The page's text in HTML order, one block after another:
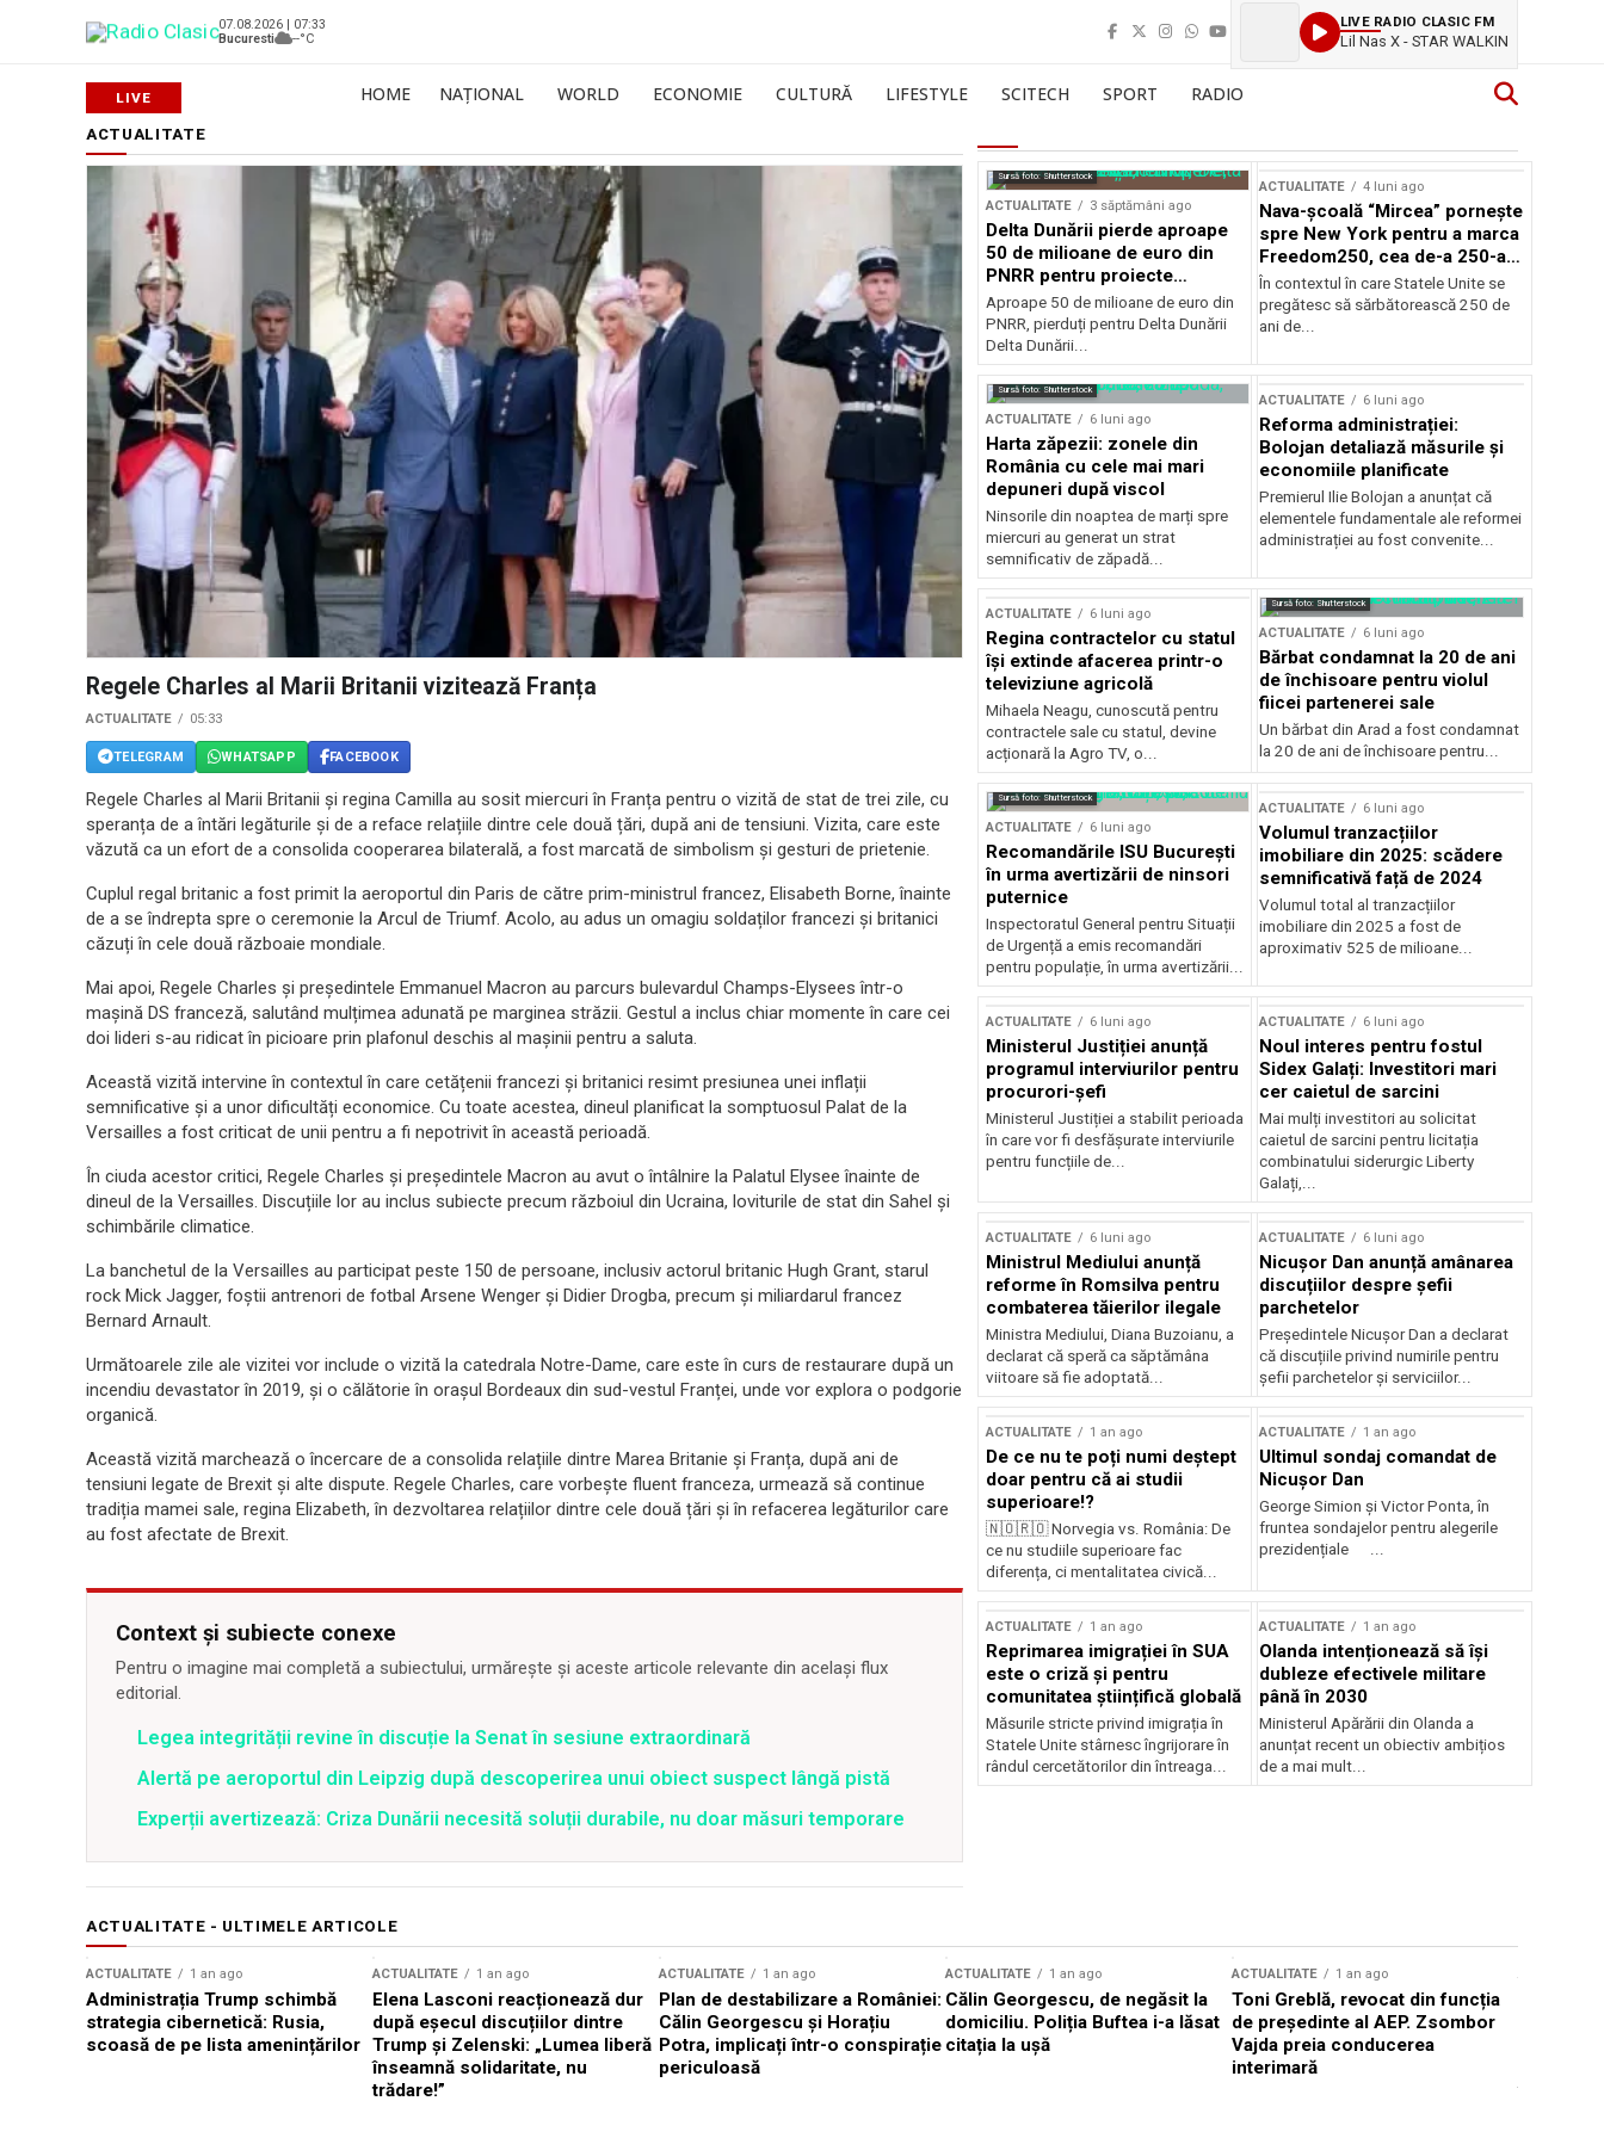
07.08.2026 | 07:33
Bucuresti
--°C
LIVE RADIO CLASIC FM
Lil Nas X - STAR WALKIN
HOME NAȚIONAL WORLD ECONOMIE CULTURĂ LIFESTYLE SCITECH SPORT RADIO
ACTUALITATE
Regele Charles al Marii Britanii vizitează Franța
ACTUALITATE 05:33
TELEGRAM WHATSAPP FACEBOOK
Regele Charles al Marii Britanii și regina Camilla au sosit miercuri în Franța pentru o vizită de stat de trei zile, cu
speranța de a întări legăturile și de a reface relațiile dintre cele două țări, după ani de tensiuni. Vizita, care este
văzută ca un efort de a consolida cooperarea bilaterală, a fost marcată de simbolism și gesturi de prietenie.
Cuplul regal britanic a fost primit la aeroportul din Paris de către prim-ministrul francez, Elisabeth Borne, înainte
de a se îndrepta spre o ceremonie la Arcul de Triumf. Acolo, au adus un omagiu soldaților francezi și britanici
căzuți în cele două războaie mondiale.
Mai apoi, Regele Charles și președintele Emmanuel Macron au parcurs bulevardul Champs-Elysees într-o
mașină DS franceză, salutând mulțimea adunată pe marginea străzii. Gestul a inclus chiar momente în care cei
doi lideri s-au ridicat în picioare prin plafonul deschis al mașinii pentru a saluta.
Această vizită intervine în contextul în care cetățenii francezi și britanici resimt presiunea unei inflații
semnificative și a unor dificultăți economice. Cu toate acestea, dineul planificat la somptuosul Palat de la
Versailles a fost criticat de unii pentru a fi nepotrivit în această perioadă.
În ciuda acestor critici, Regele Charles și președintele Macron au avut o întâlnire la Palatul Elysee înainte de
dineul de la Versailles. Discuțiile lor au inclus subiecte precum războiul din Ucraina, loviturile de stat din Sahel și
schimbările climatice.
La banchetul de la Versailles au participat peste 150 de persoane, inclusiv actorul britanic Hugh Grant, starul
rock Mick Jagger, foștii antrenori de fotbal Arsene Wenger și Didier Drogba, precum și miliardarul francez
Bernard Arnault.
Următoarele zile ale vizitei vor include o vizită la catedrala Notre-Dame, care este în curs de restaurare după un
incendiu devastator în 2019, și o călătorie în orașul Bordeaux din sud-vestul Franței, unde vor explora o podgorie
organică.
Această vizită marchează o încercare de a consolida relațiile dintre Marea Britanie și Franța, după ani de
tensiuni legate de Brexit și alte dispute. Regele Charles, care vorbește fluent franceza, urmează să continue
tradiția mamei sale, regina Elizabeth, în dezvoltarea relațiilor dintre cele două țări și în refacerea legăturilor care
au fost afectate de Brexit.
Context și subiecte conexe
Pentru o imagine mai completă a subiectului, urmărește și aceste articole relevante din același flux
editorial.
Legea integrității revine în discuție la Senat în sesiune extraordinară
Alertă pe aeroportul din Leipzig după descoperirea unui obiect suspect lângă pistă
Experții avertizează: Criza Dunării necesită soluții durabile, nu doar măsuri temporare
Sursă foto: Shutterstock
ACTUALITATE 3 săptămâni ago
Delta Dunării pierde aproape
50 de milioane de euro din
PNRR pentru proiecte
esențiale
Aproape 50 de milioane de euro din
PNRR, pierduți pentru Delta Dunării
Delta Dunării...
ACTUALITATE 4 luni ago
Nava-școală “Mircea” pornește
spre New York pentru a marca
Freedom250, cea de-a 250-a
aniversare a Statelor Unite
În contextul în care Statele Unite se
pregătesc să sărbătorească 250 de
ani de...
Sursă foto: Shutterstock
ACTUALITATE 6 luni ago
Harta zăpezii: zonele din
România cu cele mai mari
depuneri după viscol
Ninsorile din noaptea de marți spre
miercuri au generat un strat
semnificativ de zăpadă...
ACTUALITATE 6 luni ago
Reforma administrației:
Bolojan detaliază măsurile și
economiile planificate
Premierul Ilie Bolojan a anunțat că
elementele fundamentale ale reformei
administrației au fost convenite...
ACTUALITATE 6 luni ago
Regina contractelor cu statul
își extinde afacerea printr-o
televiziune agricolă
Mihaela Neagu, cunoscută pentru
contractele sale cu statul, devine
acționară la Agro TV, o...
Sursă foto: Shutterstock
ACTUALITATE 6 luni ago
Bărbat condamnat la 20 de ani
de închisoare pentru violul
fiicei partenerei sale
Un bărbat din Arad a fost condamnat
la 20 de ani de închisoare pentru...
Sursă foto: Shutterstock
ACTUALITATE 6 luni ago
Recomandările ISU București
în urma avertizării de ninsori
puternice
Inspectoratul General pentru Situații
de Urgență a emis recomandări
pentru populație, în urma avertizării...
ACTUALITATE 6 luni ago
Volumul tranzacțiilor
imobiliare din 2025: scădere
semnificativă față de 2024
Volumul total al tranzacțiilor
imobiliare din 2025 a fost de
aproximativ 525 de milioane...
ACTUALITATE 6 luni ago
Ministerul Justiției anunță
programul interviurilor pentru
procurori-șefi
Ministerul Justiției a stabilit perioada
în care vor fi desfășurate interviurile
pentru funcțiile de...
ACTUALITATE 6 luni ago
Noul interes pentru fostul
Sidex Galați: Investitori mari
cer caietul de sarcini
Mai mulți investitori au solicitat
caietul de sarcini pentru licitația
combinatului siderurgic Liberty
Galați,...
ACTUALITATE 6 luni ago
Ministrul Mediului anunță
reforme în Romsilva pentru
combaterea tăierilor ilegale
Ministra Mediului, Diana Buzoianu, a
declarat că speră ca săptămâna
viitoare să fie adoptată...
ACTUALITATE 6 luni ago
Nicușor Dan anunță amânarea
discuțiilor despre șefii
parchetelor
Președintele Nicușor Dan a declarat
că discuțiile privind numirile pentru
șefii parchetelor și serviciilor...
ACTUALITATE 1 an ago
De ce nu te poți numi deștept
doar pentru că ai studii
superioare!?
🇳🇴🇷🇴 Norvegia vs. România: De
ce nu studiile superioare fac
diferența, ci mentalitatea civică...
ACTUALITATE 1 an ago
Ultimul sondaj comandat de
Nicușor Dan
George Simion și Victor Ponta, în
fruntea sondajelor pentru alegerile
prezidențiale ...
ACTUALITATE 1 an ago
Reprimarea imigrației în SUA
este o criză și pentru
comunitatea științifică globală
Măsurile stricte privind imigrația în
Statele Unite stârnesc îngrijorare în
rândul cercetătorilor din întreaga...
ACTUALITATE 1 an ago
Olanda intenționează să își
dubleze efectivele militare
până în 2030
Ministerul Apărării din Olanda a
anunțat recent un obiectiv ambițios
de a mai mult...
ACTUALITATE - ULTIMELE ARTICOLE
ACTUALITATE 1 an ago
Administrația Trump schimbă
strategia cibernetică: Rusia,
scoasă de pe lista amenințărilor
ACTUALITATE 1 an ago
Elena Lasconi reacționează dur
după eșecul discuțiilor dintre
Trump și Zelenski: „Lumea liberă
înseamnă solidaritate, nu
trădare!”
ACTUALITATE 1 an ago
Plan de destabilizare a României:
Călin Georgescu și Horațiu
Potra, implicați într-o conspirație
periculoasă
ACTUALITATE 1 an ago
Călin Georgescu, de negăsit la
domiciliu. Poliția Buftea i-a lăsat
citația la ușă
ACTUALITATE 1 an ago
Toni Greblă, revocat din funcția
de președinte al AEP. Zsombor
Vajda preia conducerea
interimară